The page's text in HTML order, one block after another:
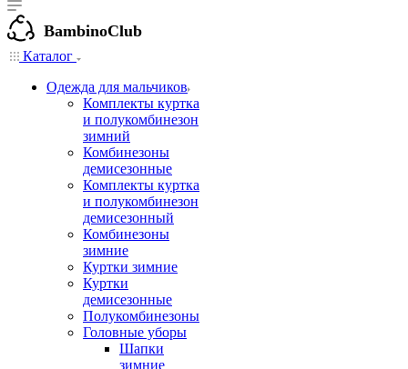
BambinoClub
Каталог
Одежда для мальчиков
Комплекты куртка
и полукомбинезон
зимний
Комбинезоны
демисезонные
Комплекты куртка
и полукомбинезон
демисезонный
Комбинезоны
зимние
Куртки зимние
Куртки
демисезонные
Полукомбинезоны
Головные уборы
Шапки
зимние